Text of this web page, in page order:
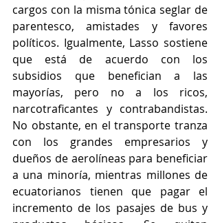
cargos con la misma tónica seglar de
parentesco, amistades y favores
políticos. Igualmente, Lasso sostiene
que está de acuerdo con los
subsidios que benefician a las
mayorías, pero no a los ricos,
narcotraficantes y contrabandistas.
No obstante, en el transporte tranza
con los grandes empresarios y
dueños de aerolíneas para beneficiar
a una minoría, mientras millones de
ecuatorianos tienen que pagar el
incremento de los pasajes de bus y